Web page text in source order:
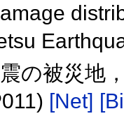
の被災地
[Net]